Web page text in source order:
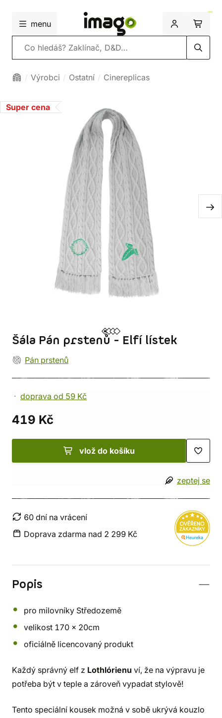
menu
Vyhledávání
Výrobci Ostatní Cinereplicas
Super cena
Šála Pán prstenů - Elfí lístek
Pán prstenů
doprava od 59 Kč
419 Kč
vlož do košíku
zeptej se
60 dní na vrácení
Doprava zdarma nad 2 299 Kč
Popis
pro milovníky Středozemě
velikost 170 x 20cm
oficiálně licencovaný produkt
Každý správný elf z Lothlórienu ví, že na výpravu je
potřeba být v teple a zároveň vypadat stylově!
Tento speciální kousek možná v sobě ukrývá kouzlo